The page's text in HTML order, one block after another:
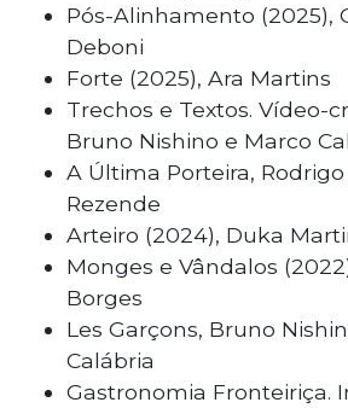
Pós-Alinhamento (2025),
Deboni
Forte (2025), Ara Martins
Trechos e Textos. Vídeo-
Bruno Nishino e Marco
A Última Porteira, Rodrigo
Rezende
Arteiro (2024), Duka
Monges e Vândalos
Borges
Les Garçons, Bruno
Calábria
Gastronomia Fronteiriça.